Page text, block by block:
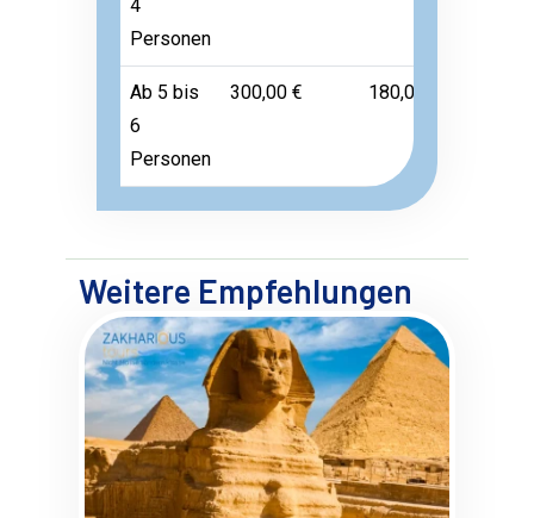
4
Personen
Ab 5 bis
6
Personen
300,00 € 180,00 €
Weitere Empfehlungen